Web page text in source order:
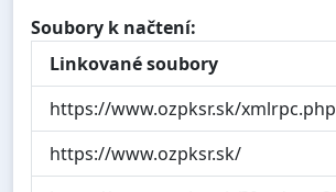
Soubory k načtení:
Linkované soubory
https://www.ozpksr.sk/xmlrpc.php
https://www.ozpksr.sk/